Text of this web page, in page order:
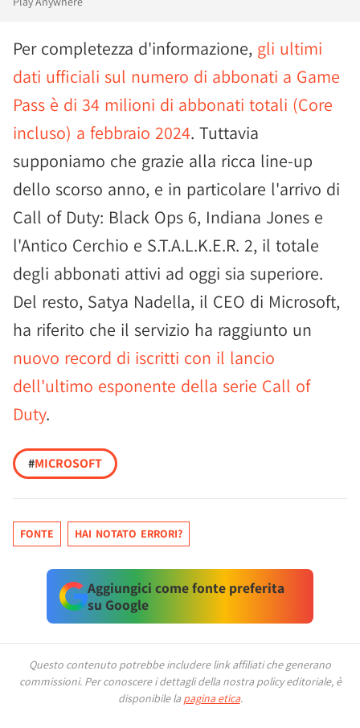
Per completezza d'informazione, gli ultimi
dati ufficiali sul numero di abbonati a Game
Pass è di 34 milioni di abbonati totali (Core
incluso) a febbraio 2024. Tuttavia
supponiamo che grazie alla ricca line-up
dello scorso anno, e in particolare l'arrivo di
Call of Duty: Black Ops 6, Indiana Jones e
l'Antico Cerchio e S.T.A.L.K.E.R. 2, il totale
degli abbonati attivi ad oggi sia superiore.
Del resto, Satya Nadella, il CEO di Microsoft,
ha riferito che il servizio ha raggiunto un
nuovo record di iscritti con il lancio
dell'ultimo esponente della serie Call of
Duty.
#MICROSOFT
FONTE HAI NOTATO ERRORI?
Aggiungici come fonte preferita
su Google
Questo contenuto potrebbe includere link affiliati che generano
commissioni. Per conoscere i dettagli della nostra policy editoriale, è
disponibile la pagina etica.